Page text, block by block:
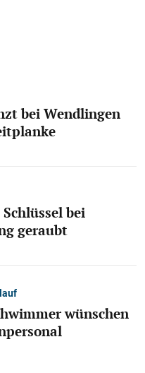
bei Wendlingen
bei
geraubt
wünschen